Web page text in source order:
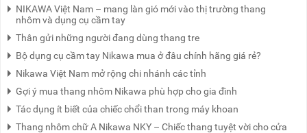
NIKAWA Việt Nam – mang làn gió mới vào thị trường thang
nhôm và dụng cụ cầm tay
Thân gửi những người đang dùng thang tre
Bộ dụng cụ cầm tay Nikawa mua ở đâu chính hãng giá rẻ?
Nikawa Việt Nam mở rộng chi nhánh các tỉnh
Gợi ý mua thang nhôm Nikawa phù hợp cho gia đình
Tác dụng ít biết của chiếc chổi than trong máy khoan
Thang nhôm chữ A Nikawa NKY – Chiếc thang tuyệt vời cho cửa